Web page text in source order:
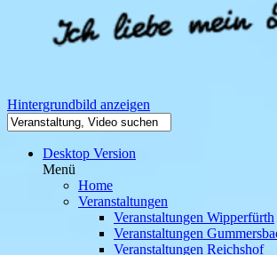
Hintergrundbild anzeigen
Desktop Version
Menü
Home
Veranstaltungen
Veranstaltungen Wipperfürth
Veranstaltungen
Veranstaltungen Reichshof